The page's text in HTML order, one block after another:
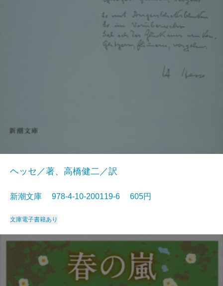
ヘッセ／著、高橋健二／訳
新潮文庫 978-4-10-200119-6 605円
文庫電子書籍あり